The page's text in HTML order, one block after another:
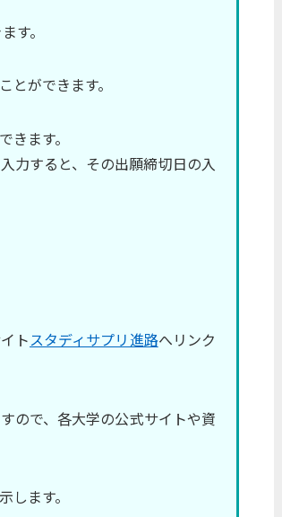
す。
ができます。
ます。
力すると、その出願締切日の入
トスタディサプリ進路へリンク
ので、各大学の公式サイトや資
します。